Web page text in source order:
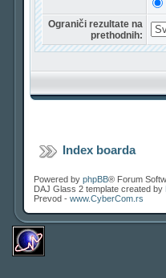
Ograniči rezultate na
prethodnih:
Index boarda
Powered by phpBB® Forum
DAJ Glass 2 template created by
Prevod - www.CyberCom.rs